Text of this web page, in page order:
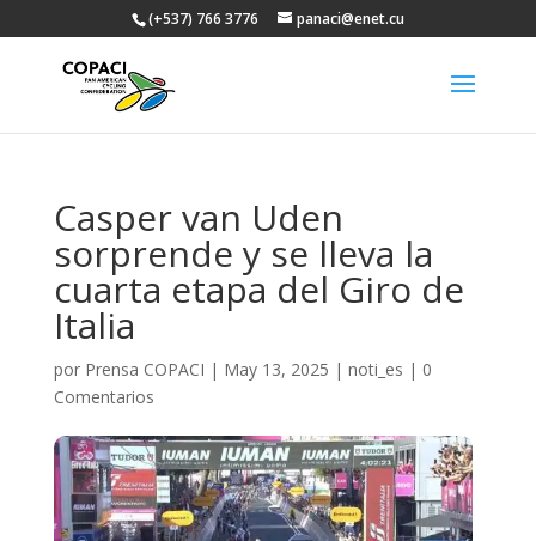
(+537) 766 3776 panaci@enet.cu
Casper van Uden
sorprende y se lleva la
cuarta etapa del Giro de
Italia
por Prensa COPACI | May 13, 2025 | noti_es | 0
Comentarios